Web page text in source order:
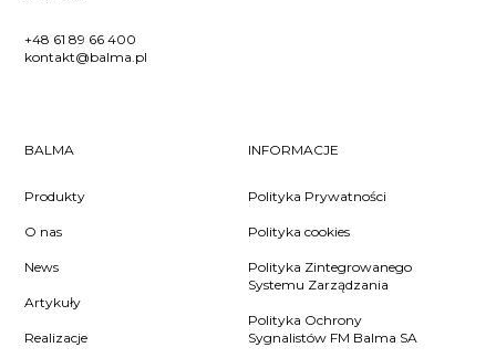
+48 61 89 66 400
kontakt@balma.pl
BALMA
Produkty
O nas
News
Artykuły
Realizacje
INFORMACJE
Polityka Prywatności
Polityka cookies
Polityka Zintegrowanego
Systemu Zarządzania
Polityka Ochrony
Sygnalistów FM Balma SA